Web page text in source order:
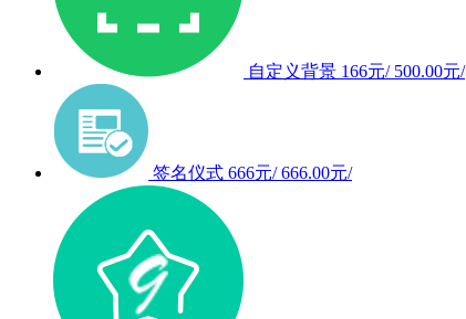
自定义背景 166元/ 500.00元/
签名仪式 666元/ 666.00元/